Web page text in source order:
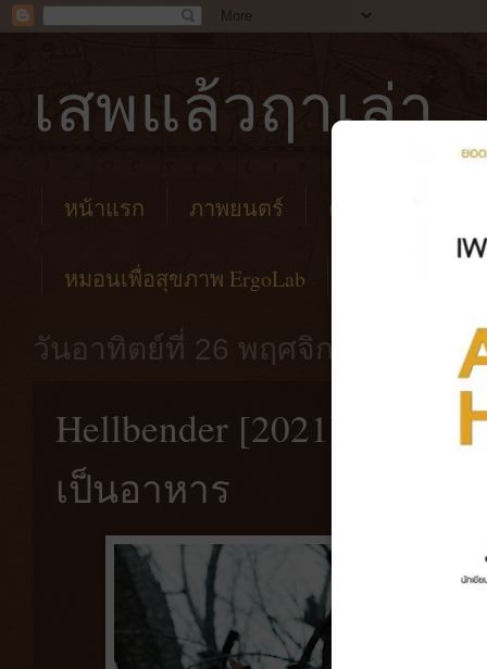
เสพแล้วฤาเล่า
หน้าแรก ภาพยนตร์ คาเฟ่
หมอนเพื่อสุขภาพ ErgoLab
วันอาทิตย์ที่ 26 พฤศจิกายน พ.ศ.
Hellbender [2021] แม่ม
เป็นอาหาร